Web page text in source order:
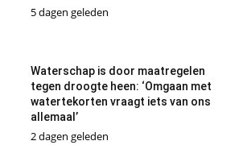
5 dagen geleden
Waterschap is door maatregelen
tegen droogte heen: ‘Omgaan met
watertekorten vraagt iets van ons
allemaal’
2 dagen geleden